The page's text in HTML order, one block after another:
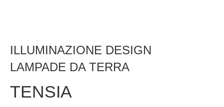
ILLUMINAZIONE DESIGN
LAMPADE DA TERRA
TENSIA